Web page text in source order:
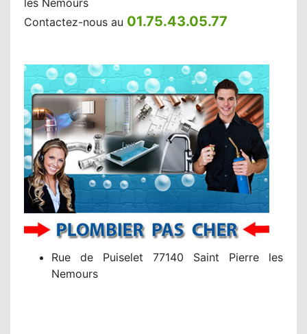
les Nemours
Contactez-nous au 01.75.43.05.77
Rue de Puiselet 77140 Saint Pierre les
Nemours